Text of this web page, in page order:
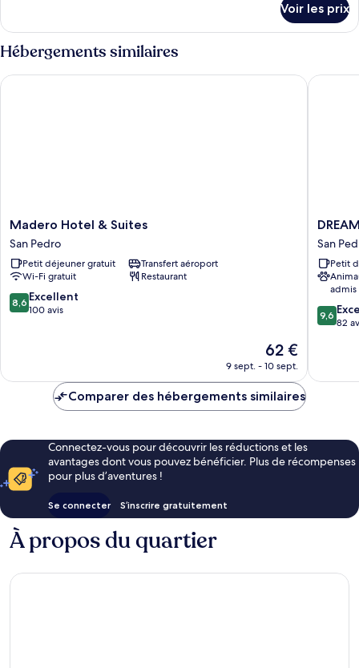
le
type
de
chambre
Chambre
Voir les prix
Hébergements similaires
Madero
Hotel
&
Suites
San
Pedro
Madero Hotel & Suites
San Pedro
Petit déjeuner gratuit
Transfert aéroport
Wi-Fi gratuit
Restaurant
8.6
sur
8,6 Excellent
100 avis
Le
nouveau
est
de
62 €
9 sept. - 10 sept.
Madero Hotel & Suites
DREAM
By
Hotel
San
Pedro
San
Petit
admis
9.6
sur
9,6
82
DREAM
Comparer des hébergements similaires
Connectez-vous pour découvrir les réductions et les
avantages dont vous pouvez bénéficier. Plus de récompenses
pour plus d’aventures !
Se connecter S’inscrire gratuitement
À propos du quartier